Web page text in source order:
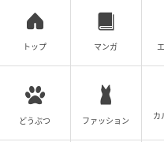
いきたいですね。
【コミュニケーション
がリラックスできる理
意？｜永野×モグライダ
トップ マンガ
どうぶつ ファッション
カ